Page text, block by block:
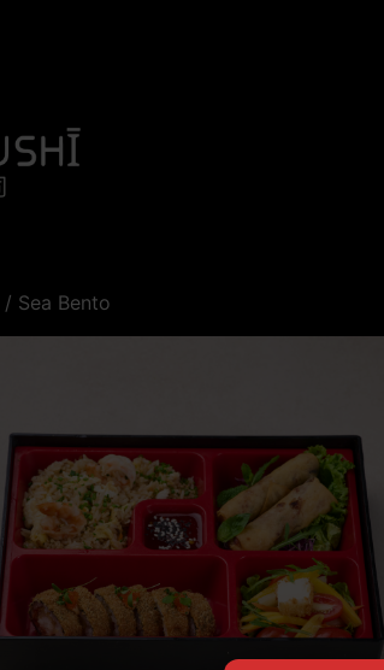
/ Sea Bento